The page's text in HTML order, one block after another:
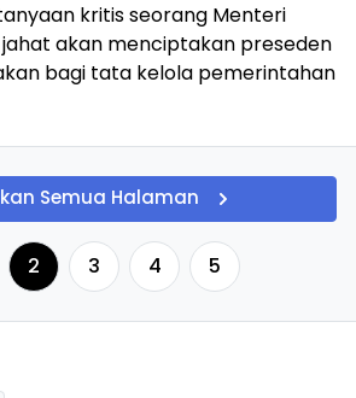
kritis seorang Menteri
akan menciptakan preseden
bagi tata kelola pemerintahan
Semua Halaman
2 3 4 5